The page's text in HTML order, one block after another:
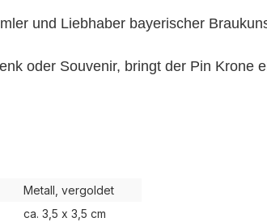
und Liebhaber bayerischer
oder Souvenir, bringt der Pin Krone
Metall, vergoldet
ca. 3,5 x 3,5 cm